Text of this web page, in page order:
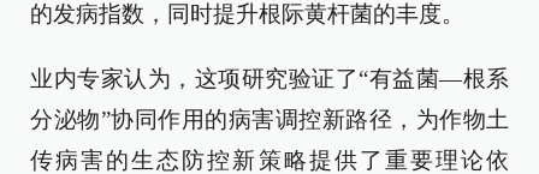
的发病指数，同时提升根际黄杆菌的丰度。
业内专家认为，这项研究验证了“有益菌—根系
分泌物”协同作用的病害调控新路径，为作物土
传病害的生态防控新策略提供了重要理论依